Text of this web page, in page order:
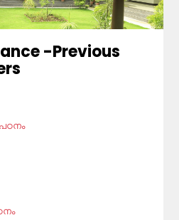
-Previous